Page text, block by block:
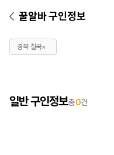
꿀알바 구인정보
경북 칠곡×
일반 구인정보총0건